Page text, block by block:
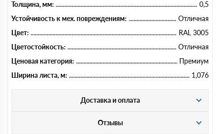
Толщина, мм:
0,5
Устойчивость к мех. повреждениям:
Отличная
Цвет:
RAL 3005
Цветостойкость:
Отличная
Ценовая категория:
Премиум
Ширина листа, м:
1,076
Доставка и оплата
Отзывы